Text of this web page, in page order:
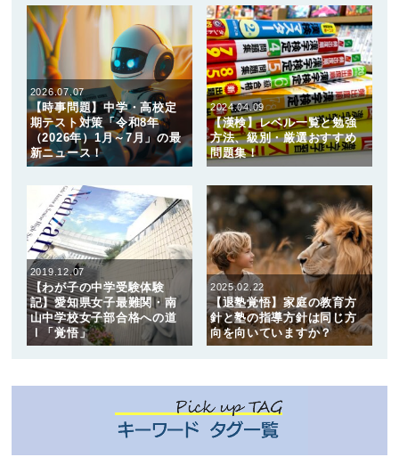
2026.07.07
【時事問題】中学・高校定
期テスト対策「令和8年
（2026年）1月～7月」の最
新ニュース！
2024.04.09
【漢検】レベル一覧と勉強
方法、級別・厳選おすすめ
問題集！
2019.12.07
【わが子の中学受験体験
記】愛知県女子最難関・南
山中学校女子部合格への道
Ⅰ「覚悟」
2025.02.22
【退塾覚悟】家庭の教育方
針と塾の指導方針は同じ方
向を向いていますか？